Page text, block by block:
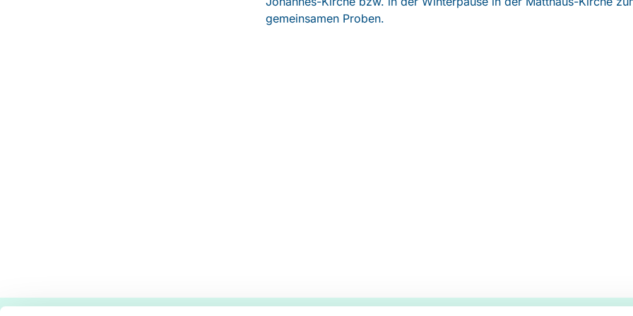
gemeinsamen Proben.